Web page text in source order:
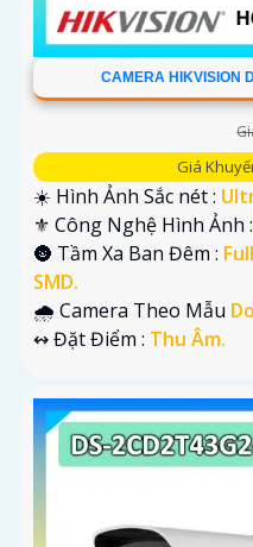
CAMERA HIKVISION
Giá
☀️ Hình Ảnh Sắc nét :
⚜️ Công Nghệ Hình Ảnh :
🌚 Tầm Xa Ban Đêm :
SMD.
🌧️ Camera Theo Mẫu
️↭ Đặt Điểm : Thu Âm.